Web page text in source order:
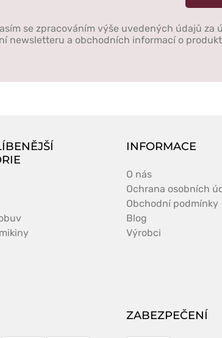
se zpracováním výše uvedených údajů za
newsletteru a obchodních informací o
INFORMACE
O nás
Ochrana osobních
Obchodní podmínky
Blog
Výrobci
ZABEZPEČENÍ